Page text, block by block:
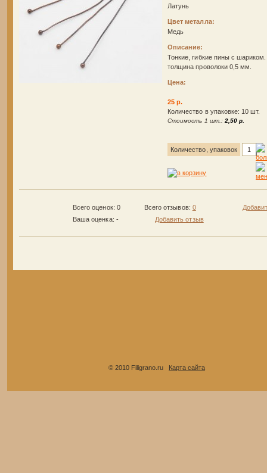
Латунь
Цвет металла:
Медь
Описание:
Тонкие, гибкие пины с
толщина проволоки 0,5 мм.
Цена:
25 р.
Количество в упаковке: 10 шт.
Стоимость 1 шт.: 2,50 р.
Количество, упаковок
Всего оценок: 0
Ваша оценка: -
Всего отзывов: 0
Добавить отзыв
© 2010 Filigrano.ru Карта сайта